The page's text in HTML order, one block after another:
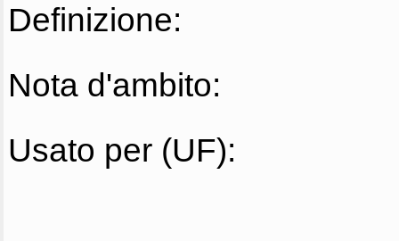
Definizione:
Nota d'ambito:
Usato per (UF):